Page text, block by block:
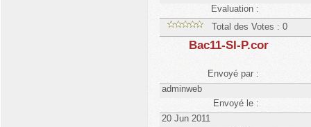
Evaluation :
Total des Votes : 0
Bac11-SI-P.cor
Envoyé par :
adminweb
Envoyé le :
20 Jun 2011